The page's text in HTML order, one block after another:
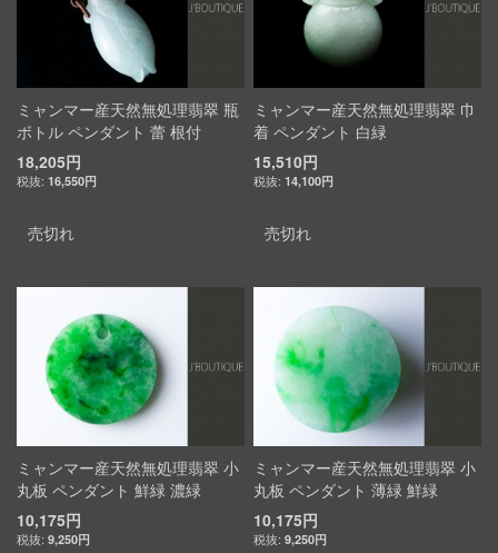
ミャンマー産天然無処理翡翠 瓶
ボトル ペンダント 蕾 根付
18,205円
16,550円
売切れ
ミャンマー産天然無処理翡翠 巾
着 ペンダント 白緑
15,510円
14,100円
売切れ
ミャンマー産天然無処理翡翠 小
丸板 ペンダント 鮮緑 濃緑
10,175円
9,250円
ミャンマー産天然無処理翡翠 小
丸板 ペンダント 薄緑 鮮緑
10,175円
9,250円